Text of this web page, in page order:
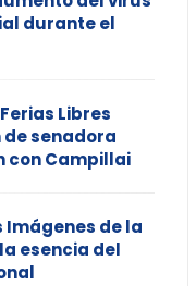
durante el
Libres
senadora
con Campillai
Imágenes de la
esencia del